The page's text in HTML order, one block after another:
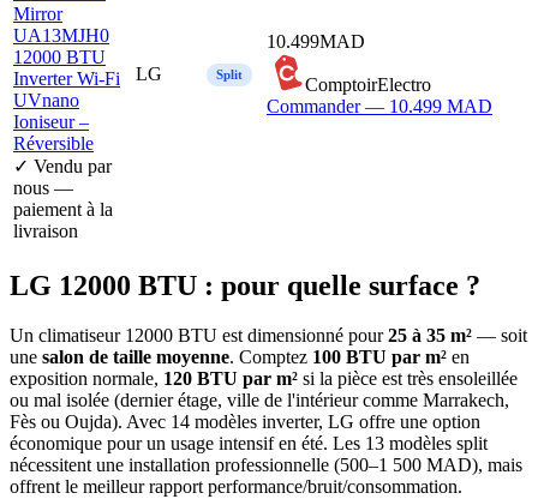
Mirror
UA13MJH0
12000 BTU
Inverter Wi-Fi
UVnano
Ioniseur –
Réversible
✓ Vendu par
nous —
paiement à la
livraison
LG Split
10.499MAD
ComptoirElectro
Commander — 10.499 MAD
LG 12000 BTU : pour quelle surface ?
Un climatiseur 12000 BTU est dimensionné pour25 à 35 m² — soit
une salon de taille moyenne. Comptez 100 BTU par m² en
exposition normale, 120 BTU par m² si la pièce est très ensoleillée
ou mal isolée (dernier étage, ville de l'intérieur comme Marrakech,
Fès ou Oujda). Avec 14 modèles inverter, LG offre une option
économique pour un usage intensif en été. Les 13 modèles split
nécessitent une installation professionnelle (500–1 500 MAD), mais
offrent le meilleur rapport performance/bruit/consommation.